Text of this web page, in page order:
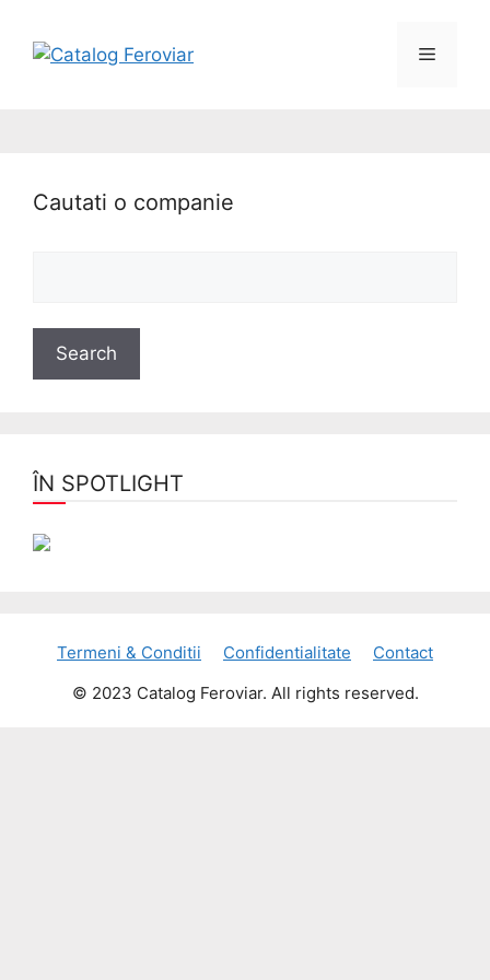
Cautati o companie
ÎN SPOTLIGHT
Termeni & Conditii Confidentialitate
Contact
© 2023 Catalog Feroviar. All rights reserved.